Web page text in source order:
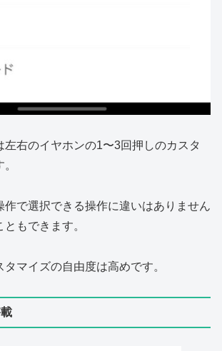
左右のイヤホンの1〜3回押しのカスタ
作で選択できる操作に違いはありません
もできます。
マイズの自由度は高めです。